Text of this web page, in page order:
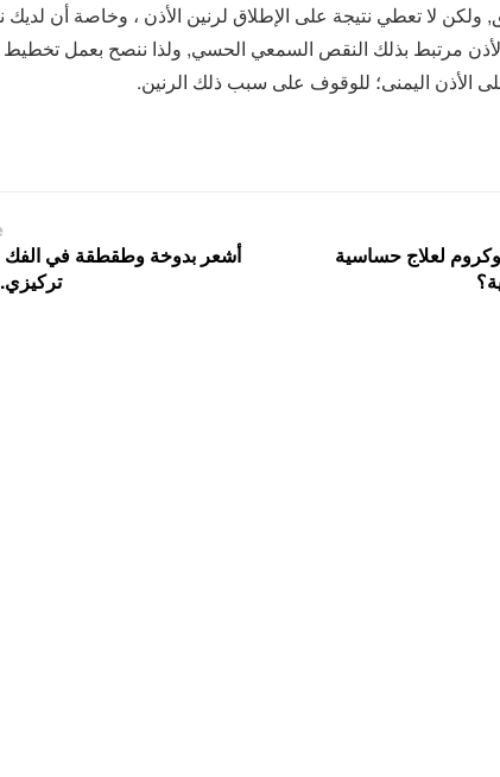
ولكن لا تعطي نتيجة على الإطلاق لرنين الأذن ، وخاصة أن
بالأذن مرتبط بذلك النقص السمعي الحسي, ولذا ننصح بعمل
الأذن اليمنى؛ للوقوف على سبب ذلك الرنين.
لعلاج حساسية
أشعر بدوخة وطقطقة في الفك